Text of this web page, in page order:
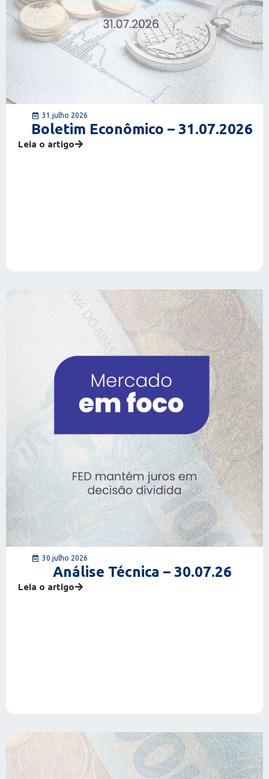
31 julho 2026
Boletim Econômico – 31.07.2026
Leia o artigo
30 julho 2026
Análise Técnica – 30.07.26
Leia o artigo